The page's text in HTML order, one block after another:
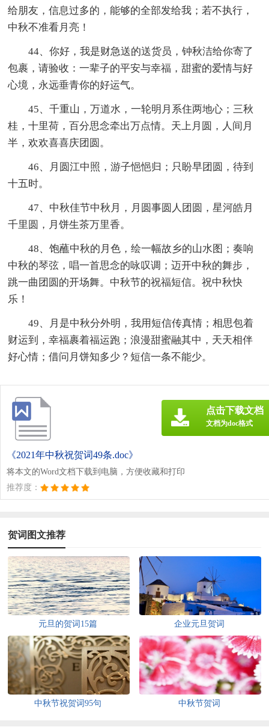
给朋友，信息过多的，能够的全部发给我；若不执行，
中秋不准看月亮！
44、你好，我是财急送的送货员，钟秋洁给你寄了
包裹，请验收：一辈子的平安与幸福，甜蜜的爱情与好
心境，永远垂青你的好运气。
45、千重山，万道水，一轮明月系住两地心；三秋
桂，十里荷，百分思念牵出万点情。天上月圆，人间月
半，欢欢喜喜庆团圆。
46、月圆江中照，游子悒悒归；只盼早团圆，待到
十五时。
47、中秋佳节中秋月，月圆事圆人团圆，星河皓月
千里圆，月饼生茶万里香。
48、饱蘸中秋的月色，绘一幅故乡的山水图；奏响
中秋的琴弦，唱一首思念的咏叹调；迈开中秋的舞步，
跳一曲团圆的开场舞。中秋节的祝福短信。祝中秋快
乐！
49、月是中秋分外明，我用短信传真情；相思包着
财运到，幸福裹着福运跑；浪漫甜蜜融其中，天天相伴
好心情；借问月饼知多少？短信一条不能少。
《2021年中秋祝贺词49条.doc》
将本文的Word文档下载到电脑，方便收藏和打印
推荐度：
点击下载文档
文档为doc格式
贺词图文推荐
元旦的贺词15篇 企业元旦贺词
中秋节祝贺词95句 中秋节贺词